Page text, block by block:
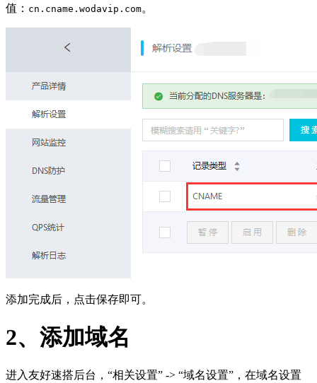
值： cn.cname.wodavip.com。
添加完成后，点击保存即可。
2、添加域名
进入友好速搭后台，“相关设置” -> “域名设置”，在域名设置